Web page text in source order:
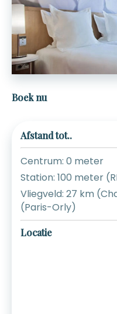
Boek nu
Afstand tot..
Centrum: 0 meter
Station: 100 meter
Vliegveld: 27 km
(Paris-Orly)
Locatie